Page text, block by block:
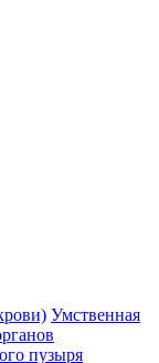
Умственная
пузыря